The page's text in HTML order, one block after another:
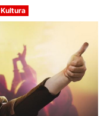
Kultura